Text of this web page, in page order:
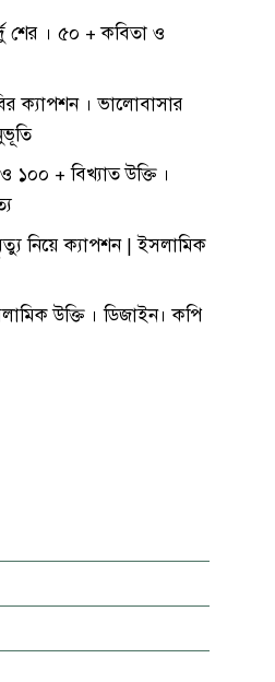
শের । ৫০ + কবিতা ও
ক্যাপশন । ভালোবাসার
১০০ + বিখ্যাত উক্তি ।
নিয়ে ক্যাপশন | ইসলামিক
উক্তি । ডিজাইন। কপি